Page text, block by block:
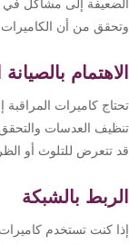
إلى مشاكل في
من أن الكاميرات
بالصيانة
كاميرات المراقبة
العدسات والتحقق
تتعرض للتلوث أو
بالشبكة
كنت تستخدم كاميرات